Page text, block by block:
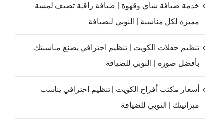
خدمة ضيافة شاي وقهوة | ضيافة راقية تضيف لمسة
مميزة لكل مناسبة | النوبي للضيافة
تنظيم حفلات الكويت | تنظيم احترافي يصنع مناسبتك
بأفضل صورة | النوبي للضيافة
أسعار مكتب أفراح الكويت | تنظيم احترافي يناسب
ميزانيتك | النوبي للضيافة